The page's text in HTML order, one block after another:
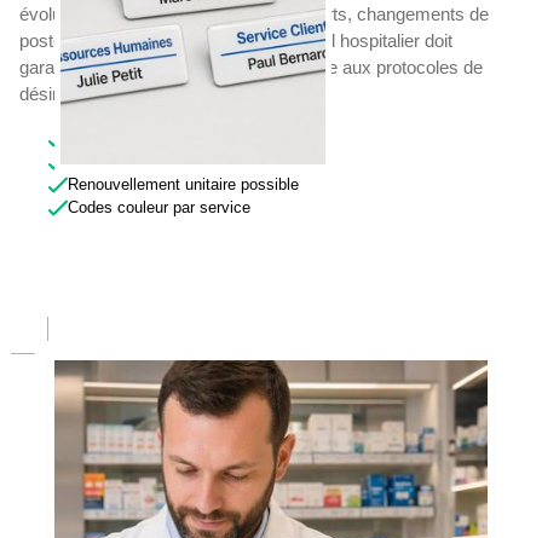
évolue en permanence : arrivées, départs, changements de
poste, remplaçants. Le badge personnel hospitalier doit
garantir cohérence visuelle et résistance aux protocoles de
désinfection sur la durée.
Résistance aux désinfectants
Renouvellement unitaire possible
Codes couleur par service